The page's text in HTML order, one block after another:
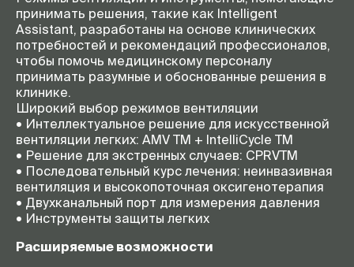
принимать решения, такие как Intelligent
Assistant, разработаны на основе клинических
потребностей и рекомендаций профессионалов,
чтобы помочь медицинскому персоналу
принимать разумные и обоснованные решения в
клинике.
Широкий выбор режимов вентиляции
• Интеллектуальное решение для искусственной
вентиляции легких: AMV TM + IntelliCycle TM
• Решение для экстренных случаев: CPRVTM
• Последовательный курс лечения: неинвазивная
вентиляция и высокопоточная оксигенотерапия
• Двухканальный порт для измерения давления
• Инструменты защиты легких
Расширяемые возможности